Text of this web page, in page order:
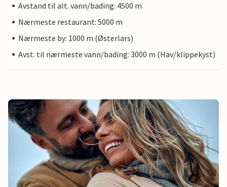
Avstand til alt. vann/bading: 4500 m
Nærmeste restaurant: 5000 m
Nærmeste by: 1000 m (Østerlars)
Avst. til nærmeste vann/bading: 3000 m (Hav/klippekyst)